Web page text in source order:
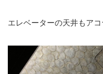
エレベーターの天井もアコ